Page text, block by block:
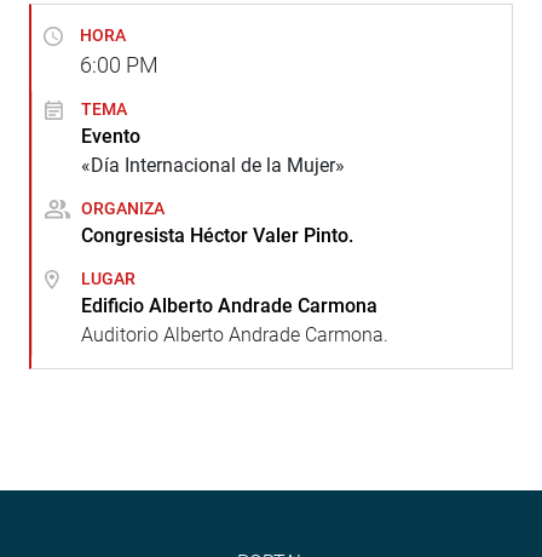
HORA
6:00 PM
TEMA
Evento
«Día Internacional de la Mujer»
ORGANIZA
Congresista Héctor Valer Pinto.
LUGAR
Edificio Alberto Andrade Carmona
Auditorio Alberto Andrade Carmona.